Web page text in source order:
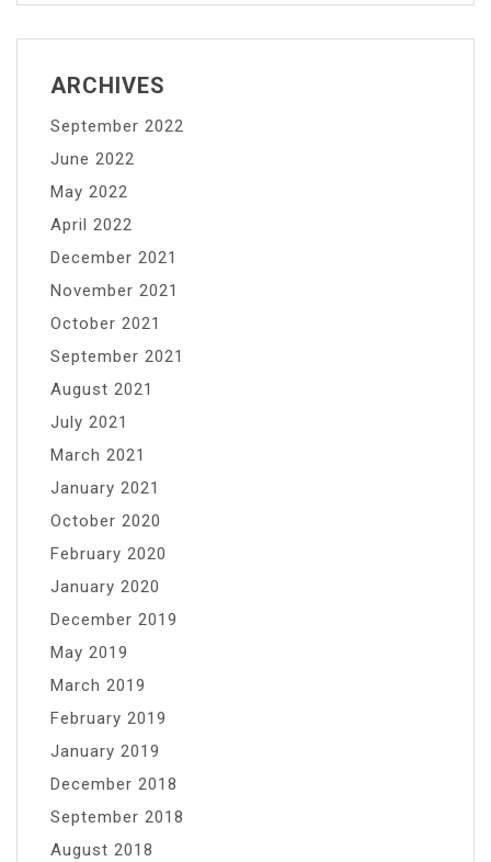
ARCHIVES
September 2022
June 2022
May 2022
April 2022
December 2021
November 2021
October 2021
September 2021
August 2021
July 2021
March 2021
January 2021
October 2020
February 2020
January 2020
December 2019
May 2019
March 2019
February 2019
January 2019
December 2018
September 2018
August 2018